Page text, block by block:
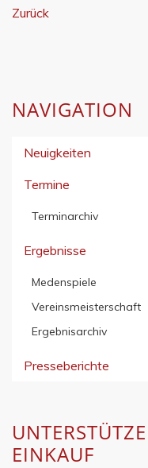
Zurück
NAVIGATION
Neuigkeiten
Termine
Terminarchiv
Ergebnisse
Medenspiele
Vereinsmeisterschaft
Ergebnisarchiv
Presseberichte
EINKAUF